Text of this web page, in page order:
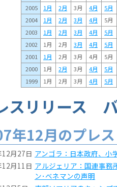
2005
1月 2月 3月 4月
5月
2004
1月 2月 3月 4月
5月
2003
1月 2月 3月 4月
5月
2002
1月 2月 3月 4月
5月
2001
1月 2月 3月 4月
5月
2000
1月 2月 3月 4月
5月
1999
1月 2月 3月 4月 5月
スリリース
年12月のプレ
月27日 アンゴラ：日本政府、小
月11日 アルジェリア：国連事務
ン･ベネマンの声明